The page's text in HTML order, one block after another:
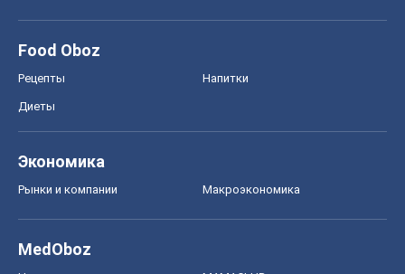
Food Oboz
Рецепты Напитки
Диеты
Экономика
Рынки и компании Mакроэкономика
MedOboz